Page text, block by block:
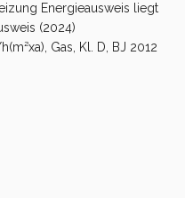
Energieausweis liegt
(2024)
Gas, Kl. D, BJ 2012